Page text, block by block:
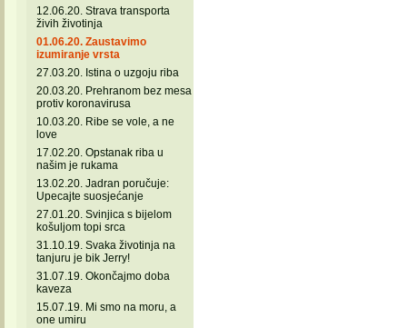
12.06.20. Strava transporta
živih životinja
01.06.20. Zaustavimo
izumiranje vrsta
27.03.20. Istina o uzgoju riba
20.03.20. Prehranom bez mesa
protiv koronavirusa
10.03.20. Ribe se vole, a ne
love
17.02.20. Opstanak riba u
našim je rukama
13.02.20. Jadran poručuje:
Upecajte suosjećanje
27.01.20. Svinjica s bijelom
košuljom topi srca
31.10.19. Svaka životinja na
tanjuru je bik Jerry!
31.07.19. Okončajmo doba
kaveza
15.07.19. Mi smo na moru, a
one umiru